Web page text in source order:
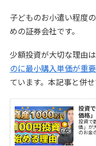
子どものお小遣い程度
めの証券会社です。
少額投資が大切な理由
のに最小購入単価が重
ています。本記事と併
投資
価格
投資で
価」が
のお金